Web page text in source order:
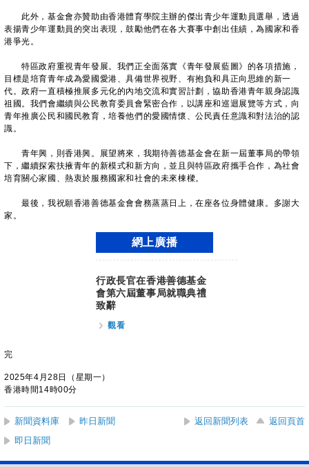
此外，基金會亦贊助由香港體育學院主辦的傑出青少年運動員選舉，透過
表揚青少年運動員的突出表現，鼓勵他們在各大賽事中創出佳績，為國家和香
港爭光。
特區政府重視青年發展。我們正全面落實《青年發展藍圖》的各項措施，
目標是培育青年成為愛國愛港、具備世界視野、有抱負和具正向思維的新一
代。政府一直積極推展多元化的內地交流和實習計劃，協助香港青年親身認識
祖國。我們會繼續與公民教育委員會緊密合作，以講座和巡迴展覽等方式，向
青年推廣公民和國民教育，培養他們的愛國情懷、公民責任意識和對法治的認
識。
青年興，則香港興。展望將來，我期待善德基金會在新一屆董事局的帶領
下，繼續探索扶掖青年的新模式和新方向，並且與特區政府攜手合作，為社會
培育關心家國、熱衷於服務國家和社會的未來棟樑。
最後，我祝願香港善德基金會會務蒸蒸日上，在座各位身體健康。多謝大
家。
網上廣播
行政長官在香港善德基金
會第六屆董事局就職典禮
致辭
觀看
完
2025年4月28日（星期一）
香港時間14時00分
新聞資料庫 昨日新聞 返回新聞列表
返回頁首
即日新聞